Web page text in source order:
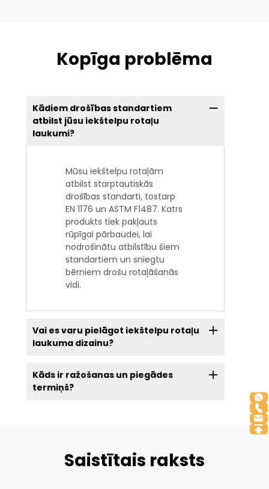
Kopīga problēma
Kādiem drošības standartiem
atbilst jūsu iekštelpu rotaļu
laukumi?
Mūsu iekštelpu rotaļām
atbilst starptautiskās
drošības standarti, tostarp
EN 1176 un ASTM F1487. Katrs
produkts tiek pakļauts
rūpīgai pārbaudei, lai
nodrošinātu atbilstību šiem
standartiem un sniegtu
bērniem drošu rotaļāšanās
vidi.
Vai es varu pielāgot iekštelpu rotaļu
laukuma dizainu?
Kāds ir ražošanas un piegādes
termiņš?
Saistītais raksts